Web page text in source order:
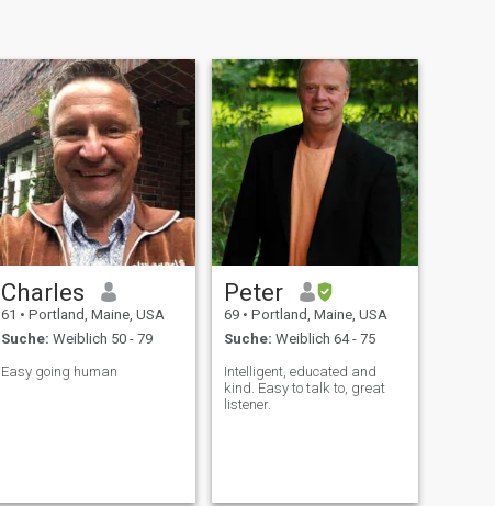
Charles
61 • Portland, Maine, USA
Suche: Weiblich 50 - 79
Easy going human
Peter
69 • Portland, Maine, USA
Suche: Weiblich 64 - 75
Intelligent, educated and
kind. Easy to talk to, great
listener.